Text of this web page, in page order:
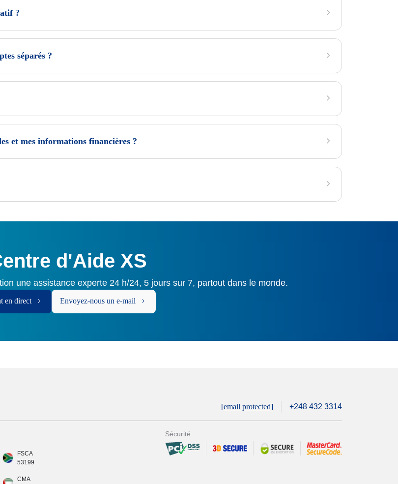
?
séparés ?
et mes informations financières ?
d'Aide XS
une assistance experte 24 h/24, 5 jours sur 7, partout dans le monde.
en direct Envoyez-nous un e-mail
[email protected] +248 432 3314
FSCA
53199
CMA
Sécurité